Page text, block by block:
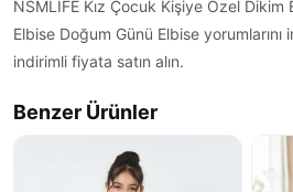
NSMLİFE Kız Çocuk Kişiye Özel Dikim
Elbise Doğum Günü Elbise
indirimli fiyata satın alın.
Benzer Ürünler